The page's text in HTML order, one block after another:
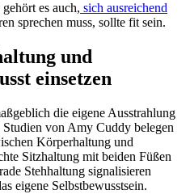
es auch, sich ausreichend
sprechen muss, sollte fit sein.
und
einsetzen
die eigene Ausstrahlung
von Amy Cuddy belegen
Körperhaltung und
Sitzhaltung mit beiden Füßen
Stehhaltung signalisieren
eigene Selbstbewusstsein.